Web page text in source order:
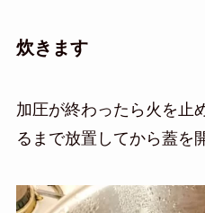
炊きます
加圧が終わったら火を止
るまで放置してから蓋を